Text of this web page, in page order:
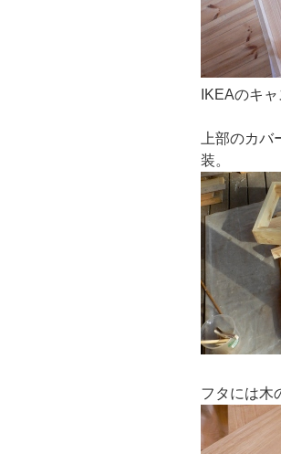
IKEAのキ
上部のカ
装。
フタには木